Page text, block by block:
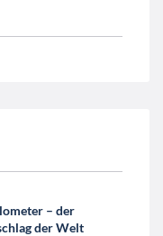
– der
der Welt